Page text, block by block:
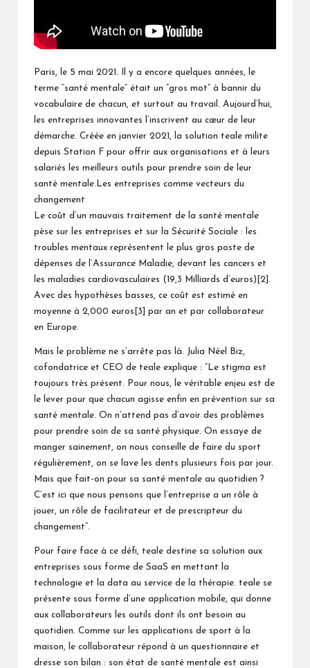
Paris, le 5 mai 2021. Il y a encore quelques années, le
terme “santé mentale” était un “gros mot” à bannir du
vocabulaire de chacun, et surtout au travail. Aujourd’hui,
les entreprises innovantes l’inscrivent au cœur de leur
démarche. Créée en janvier 2021, la solution teale milite
depuis Station F pour offrir aux organisations et à leurs
salariés les meilleurs outils pour prendre soin de leur
santé mentale.Les entreprises comme vecteurs du
changement
Le coût d’un mauvais traitement de la santé mentale
pèse sur les entreprises et sur la Sécurité Sociale : les
troubles mentaux représentent le plus gros poste de
dépenses de l’Assurance Maladie, devant les cancers et
les maladies cardiovasculaires (19,3 Milliards d’euros)[2].
Avec des hypothèses basses, ce coût est estimé en
moyenne à 2,000 euros[3] par an et par collaborateur
en Europe.
Mais le problème ne s’arrête pas là. Julia Néel Biz,
cofondatrice et CEO de teale explique : “Le stigma est
toujours très présent. Pour nous, le véritable enjeu est de
le lever pour que chacun agisse enfin en prévention sur sa
santé mentale. On n’attend pas d’avoir des problèmes
pour prendre soin de sa santé physique. On essaye de
manger sainement, on nous conseille de faire du sport
régulièrement, on se lave les dents plusieurs fois par jour.
Mais que fait-on pour sa santé mentale au quotidien ?
C’est ici que nous pensons que l’entreprise a un rôle à
jouer, un rôle de facilitateur et de prescripteur du
changement”.
Pour faire face à ce défi, teale destine sa solution aux
entreprises sous forme de SaaS en mettant la
technologie et la data au service de la thérapie. teale se
présente sous forme d’une application mobile, qui donne
aux collaborateurs les outils dont ils ont besoin au
quotidien. Comme sur les applications de sport à la
maison, le collaborateur répond à un questionnaire et
dresse son bilan : son état de santé mentale est ainsi